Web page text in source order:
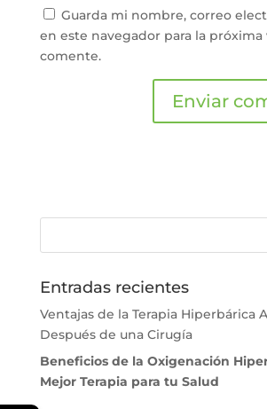
Guarda mi nombre, correo
en este navegador para la próxima
comente.
Entradas recientes
Ventajas de la Terapia Hiperbárica
Después de una Cirugía
Beneficios de la Oxigenación
Mejor Terapia para tu Salud